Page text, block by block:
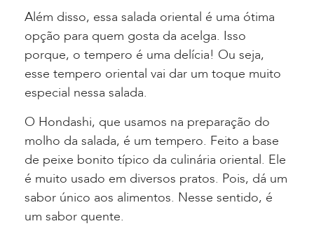
Além disso, essa salada oriental é uma ótima
opção para quem gosta da acelga. Isso
porque, o tempero é uma delícia! Ou seja,
esse tempero oriental vai dar um toque muito
especial nessa salada.
O Hondashi, que usamos na preparação do
molho da salada, é um tempero. Feito a base
de peixe bonito típico da culinária oriental. Ele
é muito usado em diversos pratos. Pois, dá um
sabor único aos alimentos. Nesse sentido, é
um sabor quente.